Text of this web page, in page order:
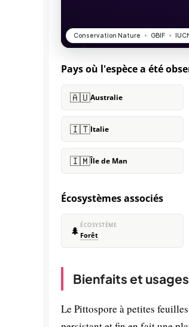
Pays où l'espèce a été
🇦🇺Australie
🇮🇹Italie
🇮🇲Île de Man
Écosystèmes associés
🌲 ÉCOSYSTÈME
Forêt
Bienfaits et usages
Le Pittospore à petites